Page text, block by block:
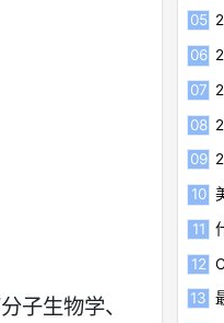
子生物学、